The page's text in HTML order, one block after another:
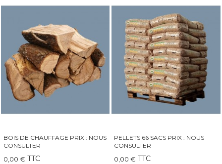
PELLETS 66 SACS PRIX : NOUS
CONSULTER
0,00 € TTC
QAÏTO 30 GRAND INSERT-
CHEMINÉE-POÊLE
249,00 € TTC